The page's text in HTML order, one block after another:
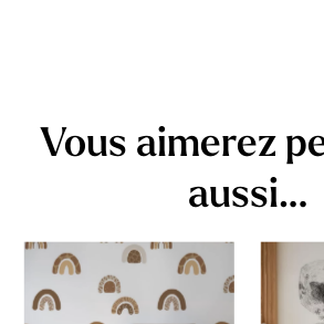
Vous aimerez
aussi…